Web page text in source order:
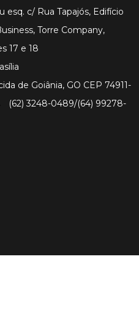
esq. c/ Rua Tapajós, Edifício
Torre Company,
17 e 18
de Goiânia, GO CEP 74911-
(62) 3248-0489/(64) 99278-